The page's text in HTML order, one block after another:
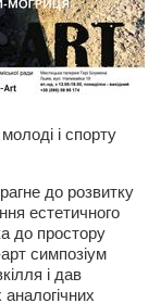
і спорту
до розвитку
естетичного
до простору
симпозіум
і дав